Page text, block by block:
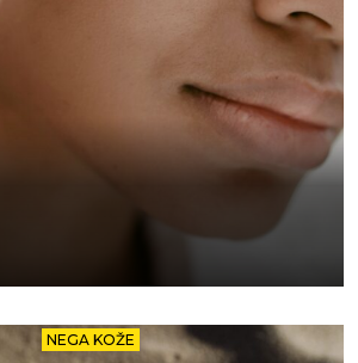
NEGA KOŽE